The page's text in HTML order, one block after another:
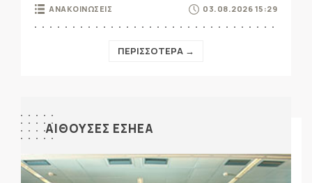
ΑΝΑΚΟΙΝΩΣΕΙΣ 03.08.2026 15:29
ΠΕΡΙΣΣΟΤΕΡΑ →
ΑΙΘΟΥΣΕΣ ΕΣΗΕΑ